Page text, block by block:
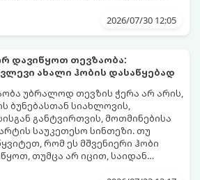
კი, რადგან პროცესი
იზრდება ახალი ფესვები
2026/07/30 12:05
დავიწყოთ თევზაობა:
ახალი ჰობის დასაწყებად
უბრალოდ თევზის ჭერა არ არის,
ბუნებასთან სიახლოვის,
განტვირთვის, მოთმინებისა
საუკეთესო სინთეზი. თუ
რომ ეს მშვენიერი ჰობი
თუმცა არ იცით, საიდან